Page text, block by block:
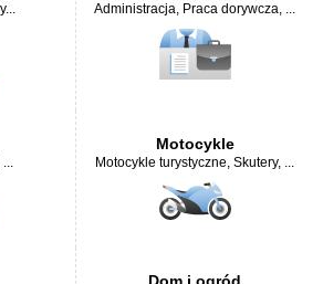
... Administracja, Praca dorywcza, ...
...
Motocykle
Motocykle turystyczne,Skutery, ...